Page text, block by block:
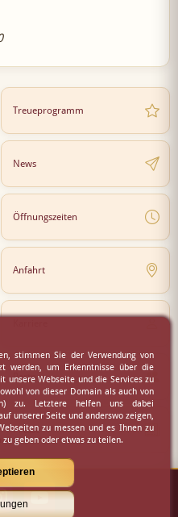
Treueprogramm
News
Öffnungszeiten
Anfahrt
Partner
Presse
stimmen Sie der Verwendung von
werden, um Erkenntnisse über die
unsere Webseite und die Services zu
von dieser Domain als auch von
zu. Letztere helfen uns dabei
unserer Seite und anderswo zeigen,
zu messen und es Ihnen zu
geben oder etwas zu teilen.